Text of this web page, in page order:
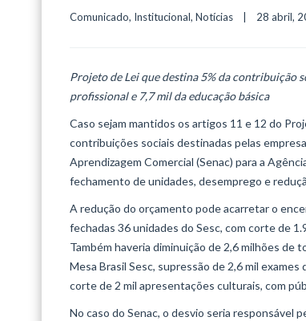
Comunicado, Institucional, Notícias
|    28 abril,
Projeto de Lei que destina 5% da contribuição
profissional e 7,7 mil da educação básica
Caso sejam mantidos os artigos 11 e 12 do
contribuições sociais destinadas pelas
Aprendizagem Comercial (Senac) para a
fechamento de unidades, desemprego e
A redução do orçamento pode acarretar o
fechadas 36 unidades do Sesc, com corte de
Também haveria diminuição de 2,6 milhões
Mesa Brasil Sesc, supressão de 2,6 mil
corte de 2 mil apresentações culturais, com
No caso do Senac, o desvio seria responsável